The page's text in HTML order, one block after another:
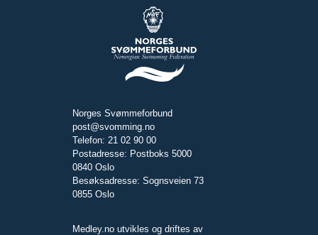
Norges Svømmeforbund
post@svomming.no
Telefon: 21 02 90 00
Postadresse: Postboks 5000
0840 Oslo
Besøksadresse: Sognsveien 73
0855 Oslo
Medley.no utvikles og driftes av